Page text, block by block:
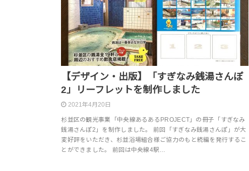
【デザイン・出版】「すぎなみ銭湯さんぽ
2」リーフレットを制作しました
2021年4月20日
杉並区の観光事業「中央線あるあるPROJECT」の冊子「すぎなみ
銭湯さんぽ2」を制作しました。 前回「すぎなみ銭湯さんぽ」が大
変好評をいただき、杉並浴場組合様ご協力のもと続編を発行するこ
とができました。 前回は中央線4駅…